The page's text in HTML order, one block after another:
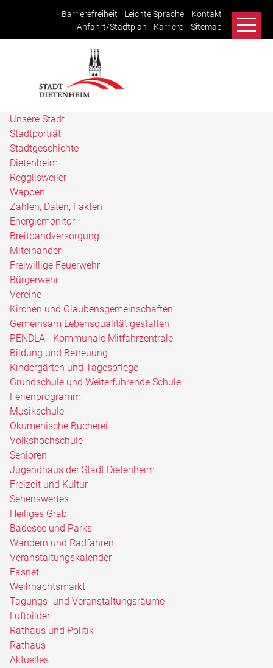
Barrierefreiheit Leichte Sprache
Kontakt
Anfahrt/Stadtplan
Karriere Sitemap
Unsere Stadt
Stadtporträt
Stadtgeschichte
Dietenheim
Regglisweiler
Wappen
Zahlen, Daten, Fakten
Energiemonitor
Breitbandversorgung
Miteinander
Freiwillige Feuerwehr
Bürgerwehr
Vereine
Kirchen und Glaubensgemeinschaften
Gemeinsam Lebensqualität gestalten
PENDLA - Kommunale Mitfahrzentrale
Bildung und Betreuung
Kindergärten und Tagespflege
Grundschule und Weiterführende Schule
Ferienprogramm
Musikschule
Ökumenische Bücherei
Volkshochschule
Senioren
Jugendhaus der Stadt Dietenheim
Freizeit und Kultur
Sehenswertes
Heiliges Grab
Badesee und Parks
Wandern und Radfahren
Veranstaltungskalender
Fasnet
Weihnachtsmarkt
Tagungs- und Veranstaltungsräume
Luftbilder
Rathaus und Politik
Rathaus
Aktuelles